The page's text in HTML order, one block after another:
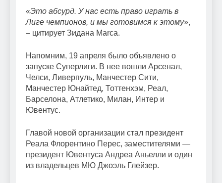
«Это абсурд. У нас есть право играть в
Лиге чемпионов, и мы готовимся к этому»,
– цитирует Зидана Marca.
Напомним, 19 апреля было объявлено о
запуске Суперлиги. В нее вошли Арсенал,
Челси, Ливерпуль, Манчестер Сити,
Манчестер Юнайтед, Тоттенхэм, Реал,
Барселона, Атлетико, Милан, Интер и
Ювентус.
Главой новой организации стал президент
Реала Флорентино Перес, заместителями —
президент Ювентуса Андреа Аньелли и один
из владельцев МЮ Джоэль Глейзер.